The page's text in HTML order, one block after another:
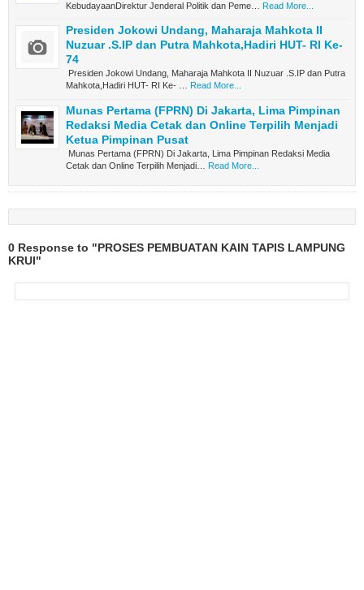
KebudayaanDirektur Jenderal Politik dan Peme…
Read More...
Presiden Jokowi Undang, Maharaja Mahkota II
Nuzuar .S.IP dan Putra Mahkota,Hadiri HUT- RI Ke-
74
Presiden Jokowi Undang, Maharaja Mahkota II Nuzuar .S.IP dan Putra
Mahkota,Hadiri HUT- RI Ke- … Read More...
Munas Pertama (FPRN) Di Jakarta, Lima Pimpinan
Redaksi Media Cetak dan Online Terpilih Menjadi
Ketua Pimpinan Pusat
Munas Pertama (FPRN) Di Jakarta, Lima Pimpinan Redaksi Media
Cetak dan Online Terpilih Menjadi…
Read More...
0 Response to "PROSES PEMBUATAN KAIN TAPIS LAMPUNG
KRUI"